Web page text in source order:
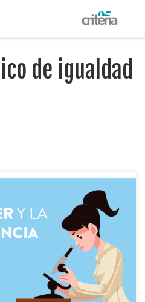
de igualdad
de las Mujeres y las Niñas
bonitos. Pero este año
Ministras y Ministros ha
que pone el foco
de verdad se […]